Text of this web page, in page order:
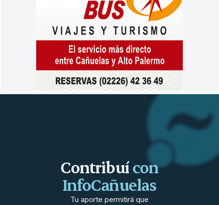
Contribuícon
InfoCañuelas
Tu aporte permitirá que